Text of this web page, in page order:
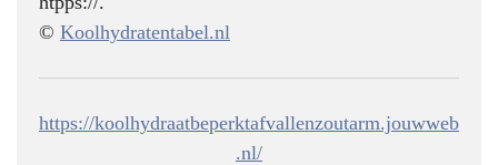
© Koolhydratentabel.nl
https://koolhydraatbeperktafvallenzoutarm.jouwweb
.nl/